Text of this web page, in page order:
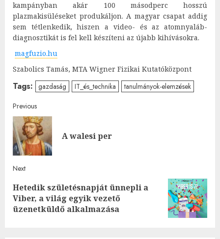
kampányban akár 100 másodperc hosszú
plazmakisüléseket produkáljon. A magyar csapat addig
sem tétlenkedik, hiszen a video- és az atomnyaláb-
diagnosztikát is fel kell készíteni az újabb kihívásokra.
magfuzio.hu
Szabolics Tamás, MTA Wigner Fizikai Kutatóközpont
Tags: gazdaság IT_és_technika tanulmányok-elemzések
Post
navigation
Previous
A walesi per
Next
Next
post:
Hetedik születésnapját ünnepli a
Viber, a világ egyik vezető
üzenetküldő alkalmazása